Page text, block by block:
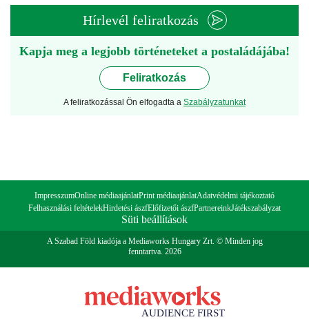
Hírlevél feliratkozás
Kapja meg a legjobb történeteket a postaládájába!
Feliratkozás
A feliratkozással Ön elfogadta a Szabályzatunkat
ImpresszumOnline médiaajánlatPrint médiaajánlatAdatvédelmi tájékoztató
Felhasználási feltételekHirdetési ászfElőfizetői ászfPartnereinkJátékszabályzat
Süti beállítások
A Szabad Föld kiadója a Mediaworks Hungary Zrt. © Minden jog
fenntartva. 2026